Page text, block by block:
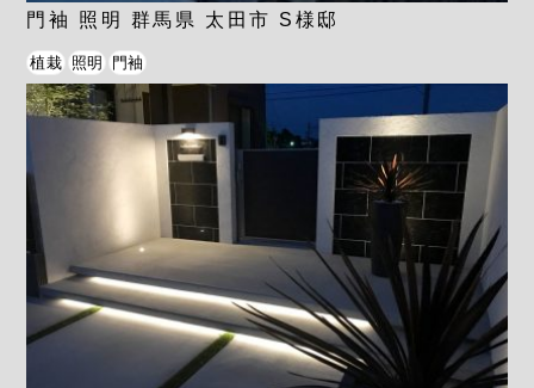
門袖 照明 群馬県 太田市 S様邸
植栽 照明 門袖